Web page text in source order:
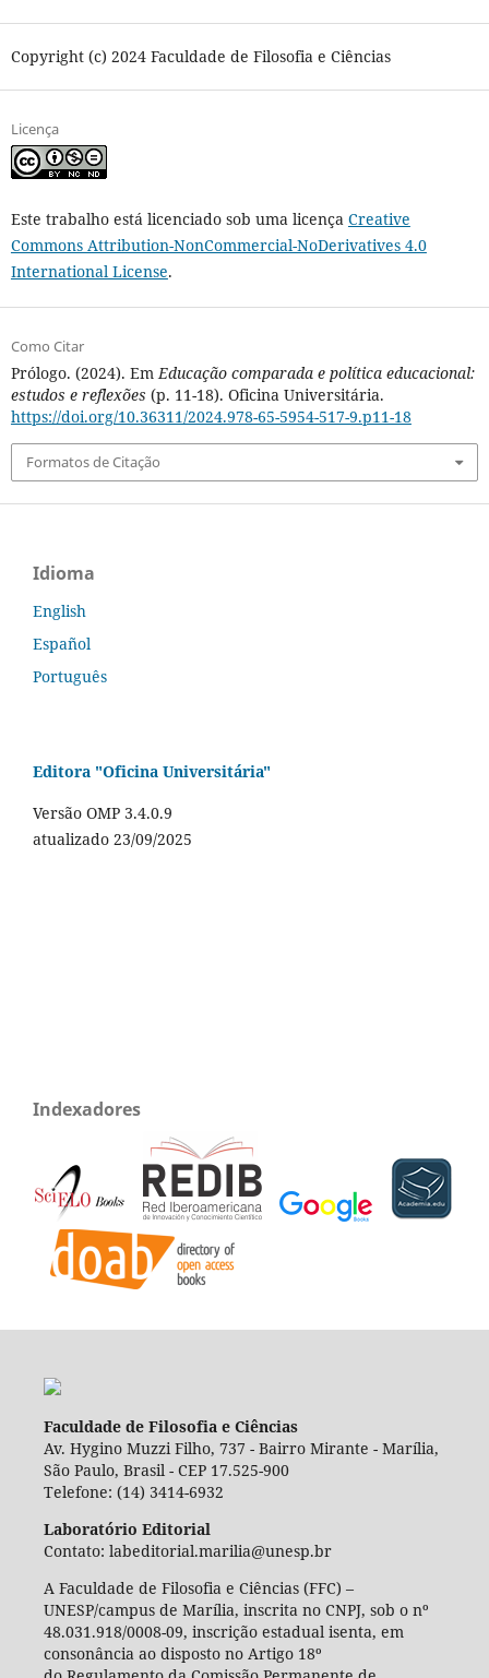
Copyright (c) 2024 Faculdade de Filosofia e Ciências
Licença
Este trabalho está licenciado sob uma licença Creative
Commons Attribution-NonCommercial-NoDerivatives 4.0
International License.
Como Citar
Prólogo. (2024). EmEducação comparada e política educacional:
estudos e reflexões (p. 11-18). Oficina Universitária.
https://doi.org/10.36311/2024.978-65-5954-517-9.p11-18
Formatos de Citação
Idioma
English
Español
Português
Editora "Oficina Universitária"
Versão OMP 3.4.0.9
atualizado 23/09/2025
Indexadores
Faculdade de Filosofia e Ciências
Av. Hygino Muzzi Filho, 737 - Bairro Mirante - Marília,
São Paulo, Brasil - CEP 17.525-900
Telefone: (14) 3414-6932
Laboratório Editorial
Contato: labeditorial.marilia@unesp.br
A Faculdade de Filosofia e Ciências (FFC) –
UNESP/campus de Marília, inscrita no CNPJ, sob o nº
48.031.918/0008-09, inscrição estadual isenta, em
consonância ao disposto no Artigo 18º